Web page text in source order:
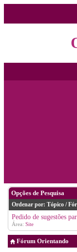
Opções de Pesquisa
Ordenar por: Tópico /
Pedido de sugestões
Área: Site
Fórum Orientando